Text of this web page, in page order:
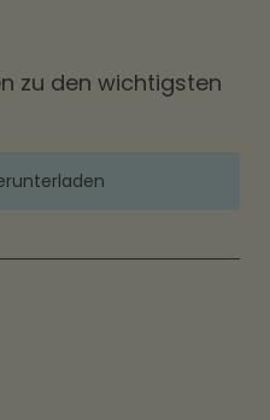
zu den wichtigsten